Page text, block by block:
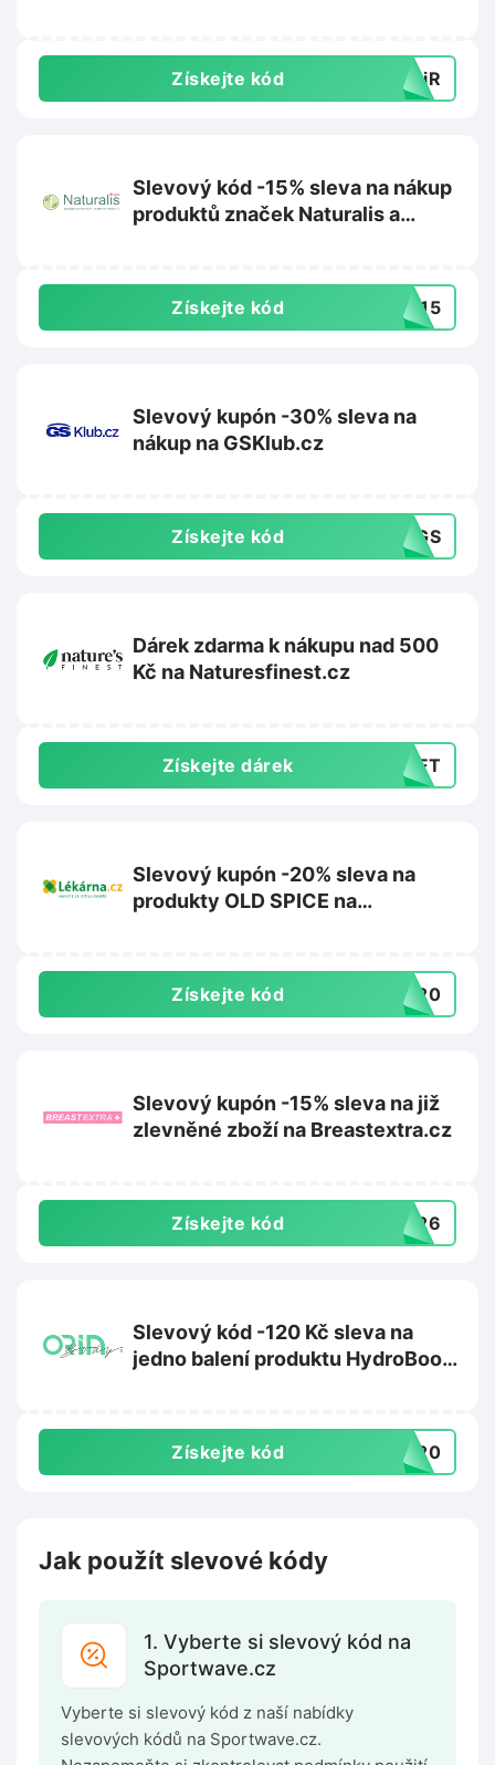
Získejte kód yyiR
Slevový kód -15% sleva na nákup
produktů značek Naturalis a
Získejte kód OB15
Slevový kupón -30% sleva na
nákup na GSKlub.cz
Získejte kód 30GS
Dárek zdarma k nákupu nad 500
Kč na Naturesfinest.cz
Získejte dárek GIFT
Slevový kupón -20% sleva na
produkty OLD SPICE na
Získejte kód DS20
Slevový kupón -15% sleva na již
zlevněné zboží na Breastextra.cz
Získejte kód ST26
Slevový kód -120 Kč sleva na
jedno balení produktu HydroBoost
Získejte kód o120
Jak použít slevové kódy
1. Vyberte si slevový kód na
Sportwave.cz
Vyberte si slevový kód z naší nabídky
slevových kódů na Sportwave.cz.